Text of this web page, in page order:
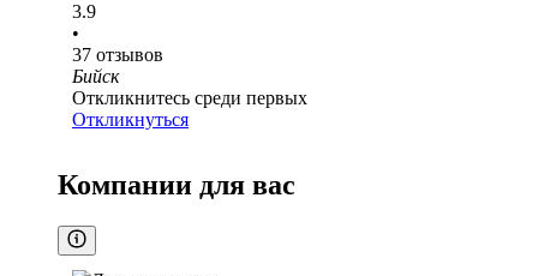
3.9
•
37 отзывов
Бийск
Откликнитесь среди первых
Откликнуться
Компании для вас